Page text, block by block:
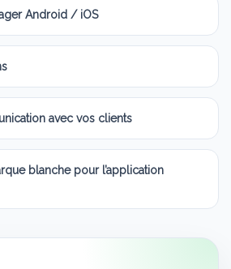
Android / iOS
avec vos clients
blanche pour l’application